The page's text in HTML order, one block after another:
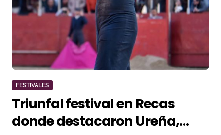
FESTIVALES
Triunfal festival en Recas
donde destacaron Ureña,